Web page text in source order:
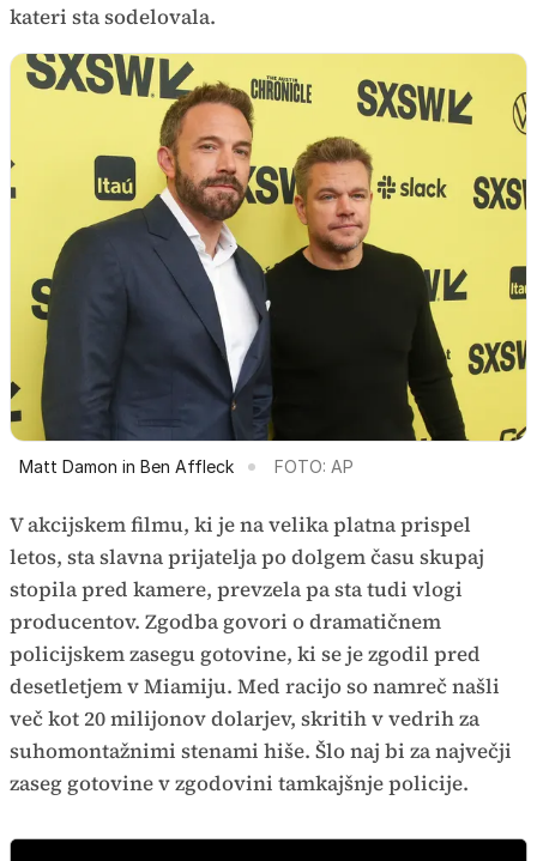
kateri sta sodelovala.
Matt Damon in Ben Affleck FOTO: AP
V akcijskem filmu, ki je na velika platna prispel
letos, sta slavna prijatelja po dolgem času skupaj
stopila pred kamere, prevzela pa sta tudi vlogi
producentov. Zgodba govori o dramatičnem
policijskem zasegu gotovine, ki se je zgodil pred
desetletjem v Miamiju. Med racijo so namreč našli
več kot 20 milijonov dolarjev, skritih v vedrih za
suhomontažnimi stenami hiše. Šlo naj bi za največji
zaseg gotovine v zgodovini tamkajšnje policije.